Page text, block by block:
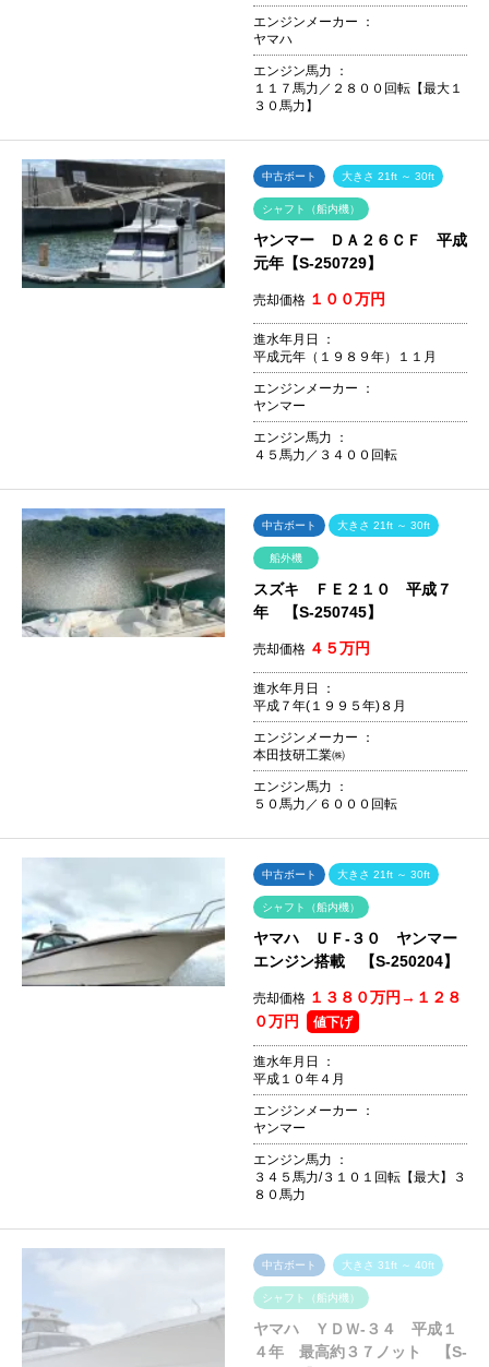
エンジンメーカー ：
ヤマハ
エンジン馬力 ：
１１７馬力／２８００回転【最大１
３０馬力】
中古ボート 大きさ 21ft ～ 30ft
シャフト（船内機）
ヤンマー ＤＡ２６ＣＦ 平成
元年【S-250729】
売却価格 １００万円
進水年月日 ：
平成元年（１９８９年）１１月
エンジンメーカー ：
ヤンマー
エンジン馬力 ：
４５馬力／３４００回転
中古ボート 大きさ 21ft ～ 30ft
船外機
スズキ ＦＥ２１０ 平成７
年 【S-250745】
売却価格 ４５万円
進水年月日 ：
平成７年(１９９５年)８月
エンジンメーカー ：
本田技研工業㈱
エンジン馬力 ：
５０馬力／６０００回転
中古ボート 大きさ 21ft ～ 30ft
シャフト（船内機）
ヤマハ ＵＦ-３０ ヤンマー
エンジン搭載 【S-250204】
売却価格 １３８０万円→１２８
０万円
値下げ
進水年月日 ：
平成１０年４月
エンジンメーカー ：
ヤンマー
エンジン馬力 ：
３４５馬力/３１０１回転【最大】３
８０馬力
中古ボート 大きさ 31ft ～ 40ft
シャフト（船内機）
ヤマハ ＹＤＷ-３４ 平成１
４年 最高約３７ノット 【S-